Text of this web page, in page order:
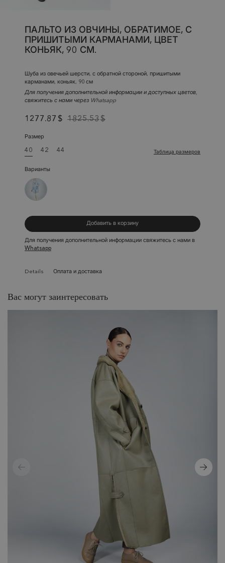
ПАЛЬТО ИЗ ОВЧИНЫ, ОБРАТИМОЕ, С
ПРИШИТЫМИ КАРМАНАМИ, ЦВЕТ
КОНЬЯК, 90 СМ.
Шуба из овечьей шерсти, с обратной стороной, пришитыми
карманами, коньяк, 90 см
Для получения дополнительной информации и доступных цветов,
свяжитесь с нами через Whatsapp
1277.87 $ 1825.53$
Размер
40 42 44 Таблица размеров
Варианты
Добавить в корзину
Для получения дополнительной информации свяжитесь с нами в
Whatsapp
Details Оплата и доставка
Вас могут заинтересовать